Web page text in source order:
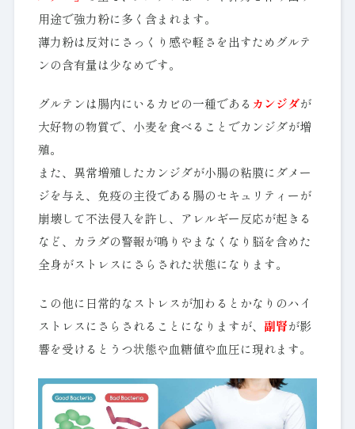
用途で強力粉に多く含まれます。
薄力粉は反対にさっくり感や軽さを出すためグルテ
ンの含有量は少なめです。
グルテンは腸内にいるカビの一種である カンジダ が
大好物の物質で、小麦を食べることでカンジダが増
殖。
また、異常増殖したカンジダが小腸の粘膜にダメー
ジを与え、免疫の主役である腸のセキュリティーが
崩壊して不法侵入を許し、アレルギー反応が起きる
など、カラダの警報が鳴りやまなくなり脳を含めた
全身がストレスにさらされた状態になります。
この他に日常的なストレスが加わるとかなりのハイ
ストレスにさらされることになりますが、 副腎が影
響を受けるとうつ状態や血糖値や血圧に現れます。